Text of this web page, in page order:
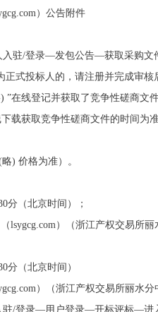
）公告附件
驻/登录—发包公告—获取采购文
正式投标人的，请注册并完成审
在线登记并获取了竞争性磋商文
载获取竞争性磋商文件的时间
) 价格为准）。
分（北京时间）；
lsygcg.com）（浙江产权交易所
分（北京时间）
）（浙江产权交易所丽水
/登录—用户登录—开标评标—进